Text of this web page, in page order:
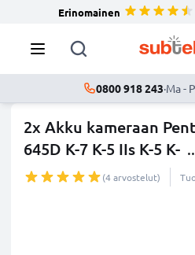
Erinomainen
0800 918 243·Ma -
2x Akku kameraan
645D K-7 K-5 IIs K-5 K-
(4 arvostelut)